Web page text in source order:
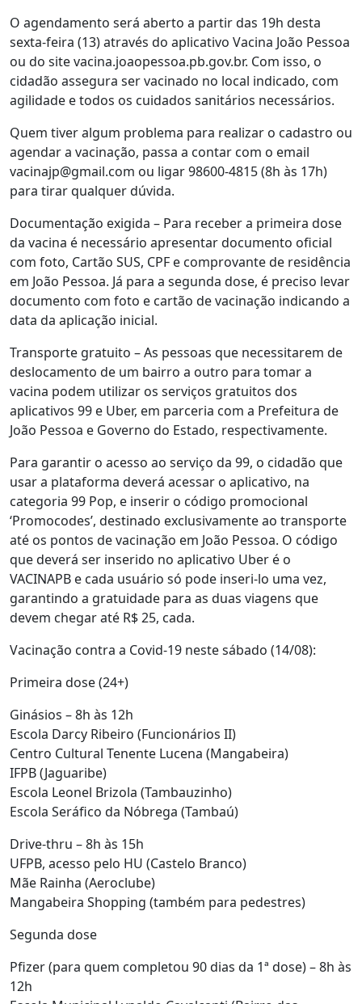
O agendamento será aberto a partir das 19h desta
sexta-feira (13) através do aplicativo Vacina João Pessoa
ou do site vacina.joaopessoa.pb.gov.br. Com isso, o
cidadão assegura ser vacinado no local indicado, com
agilidade e todos os cuidados sanitários necessários.
Quem tiver algum problema para realizar o cadastro ou
agendar a vacinação, passa a contar com o email
vacinajp@gmail.com ou ligar 98600-4815 (8h às 17h)
para tirar qualquer dúvida.
Documentação exigida – Para receber a primeira dose
da vacina é necessário apresentar documento oficial
com foto, Cartão SUS, CPF e comprovante de residência
em João Pessoa. Já para a segunda dose, é preciso levar
documento com foto e cartão de vacinação indicando a
data da aplicação inicial.
Transporte gratuito – As pessoas que necessitarem de
deslocamento de um bairro a outro para tomar a
vacina podem utilizar os serviços gratuitos dos
aplicativos 99 e Uber, em parceria com a Prefeitura de
João Pessoa e Governo do Estado, respectivamente.
Para garantir o acesso ao serviço da 99, o cidadão que
usar a plataforma deverá acessar o aplicativo, na
categoria 99 Pop, e inserir o código promocional
‘Promocodes’, destinado exclusivamente ao transporte
até os pontos de vacinação em João Pessoa. O código
que deverá ser inserido no aplicativo Uber é o
VACINAPB e cada usuário só pode inseri-lo uma vez,
garantindo a gratuidade para as duas viagens que
devem chegar até R$ 25, cada.
Vacinação contra a Covid-19 neste sábado (14/08):
Primeira dose (24+)
Ginásios – 8h às 12h
Escola Darcy Ribeiro (Funcionários II)
Centro Cultural Tenente Lucena (Mangabeira)
IFPB (Jaguaribe)
Escola Leonel Brizola (Tambauzinho)
Escola Seráfico da Nóbrega (Tambaú)
Drive-thru – 8h às 15h
UFPB, acesso pelo HU (Castelo Branco)
Mãe Rainha (Aeroclube)
Mangabeira Shopping (também para pedestres)
Segunda dose
Pfizer (para quem completou 90 dias da 1ª dose) – 8h às
12h